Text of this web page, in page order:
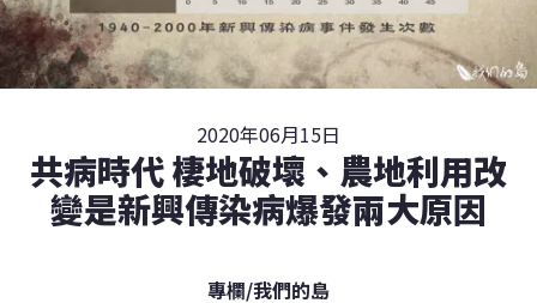
2020年06月15日
共病時代 棲地破壞、農地利用改
變是新興傳染病爆發兩大原因
專欄/我們的島